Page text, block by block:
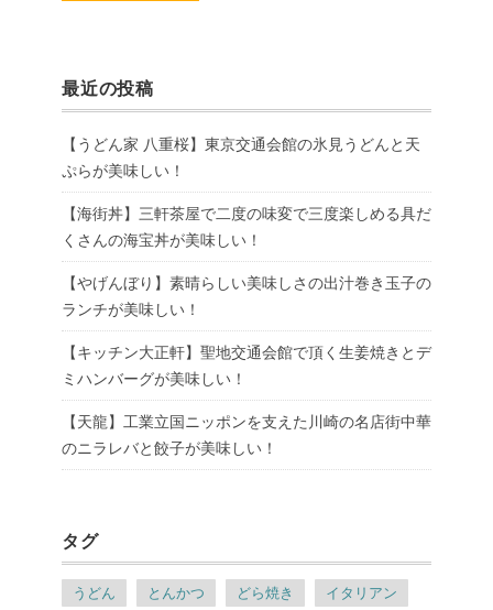
最近の投稿
【うどん家 八重桜】東京交通会館の氷見うどんと天
ぷらが美味しい！
【海街丼】三軒茶屋で二度の味変で三度楽しめる具だ
くさんの海宝丼が美味しい！
【やげんぼり】素晴らしい美味しさの出汁巻き玉子の
ランチが美味しい！
【キッチン大正軒】聖地交通会館で頂く生姜焼きとデ
ミハンバーグが美味しい！
【天龍】工業立国ニッポンを支えた川崎の名店街中華
のニラレバと餃子が美味しい！
タグ
うどん とんかつ どら焼き イタリアン